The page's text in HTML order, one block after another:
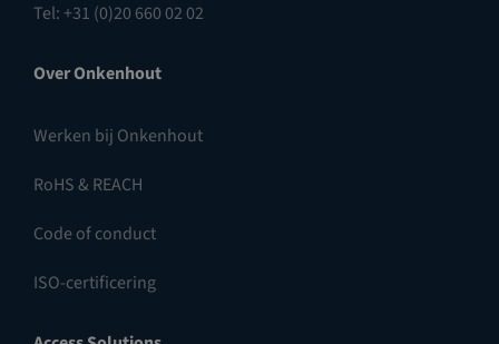
Tel: +31 (0)20 660 02 02
Over Onkenhout
Werken bij Onkenhout
RoHS & REACH
Code of conduct
ISO-certificering